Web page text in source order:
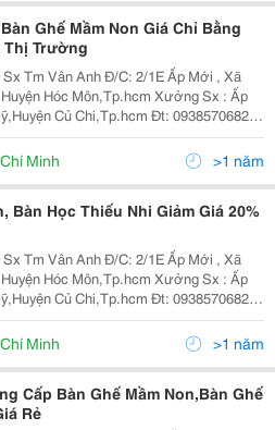
Ghế Mầm Non Giá Chỉ Bằng
Thị Trường
Anh Đ/C: 2/1E Ấp Mới , Xã
Hóc Môn,Tp.hcm Xưởng Sx : Ấp
Củ Chi,Tp.hcm Đt: 0938570682
Www:dochoimamnon.vn Email:nguyenhoang3009
Minh >1 năm
Bàn Học Thiếu Nhi Giảm Giá 20%
Anh Đ/C: 2/1E Ấp Mới , Xã
Hóc Môn,Tp.hcm Xưởng Sx : Ấp
Củ Chi,Tp.hcm Đt: 0938570682
Minh >1 năm
Cấp Bàn Ghế Mầm Non,Bàn Ghế
Rẻ